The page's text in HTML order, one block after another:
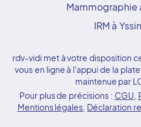
Mammographie
IRM à
rdv-vidi met à votre disposition
vous en ligne à l'appui de la
maintenue par
Pour plus de précisions : CGU
Mentions légales Déclaration